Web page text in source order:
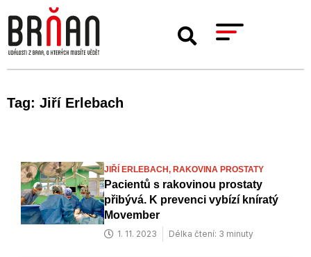
Tag: Jiří Erlebach
JIŘÍ ERLEBACH, RAKOVINA PROSTATY
Pacientů s rakovinou prostaty
přibývá. K prevenci vybízí kníratý
Movember
1. 11. 2023 Délka čtení: 3 minuty